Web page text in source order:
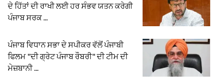
ਦੇ ਹਿੱਤਾਂ ਦੀ ਰਾਖੀ ਲਈ ਹਰ ਸੰਭਵ ਯਤਨ ਕਰੇਗੀ
ਪੰਜਾਬ ਸਰਕ ...
ਪੰਜਾਬ ਵਿਧਾਨ ਸਭਾ ਦੇ ਸਪੀਕਰ ਵੱਲੋਂ ਪੰਜਾਬੀ
ਫਿਲਮ "ਦੀ ਗ੍ਰੇਟ ਪੰਜਾਬ ਰੌਬਰੀ" ਦੀ ਟੀਮ ਦੀ
ਮੇਜ਼ਬਾਨੀ ...